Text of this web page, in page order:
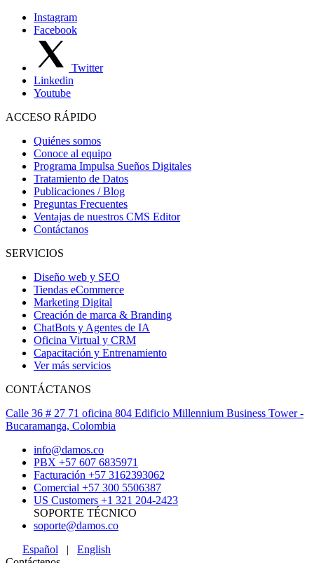
Instagram
Facebook
Twitter
Linkedin
Youtube
ACCESO RÁPIDO
Quiénes somos
Conoce al equipo
Programa Impulsa Sueños Digitales
Tratamiento de Datos
Publicaciones / Blog
Preguntas Frecuentes
Ventajas de nuestros CMS Editor
Contáctanos
SERVICIOS
Diseño web y SEO
Tiendas eCommerce
Marketing Digital
Creación de marca & Branding
ChatBots y Agentes de IA
Oficina Virtual y CRM
Capacitación y Entrenamiento
Ver más servicios
CONTÁCTANOS
Calle 36 # 27 71 oficina 804 Edificio Millennium Business Tower -
Bucaramanga, Colombia
info@damos.co
PBX +57 607 6835971
Facturación +57 3162393062
Comercial +57 300 5506387
US Customers +1 321 204-2423
SOPORTE TÉCNICO
soporte@damos.co
Español | English